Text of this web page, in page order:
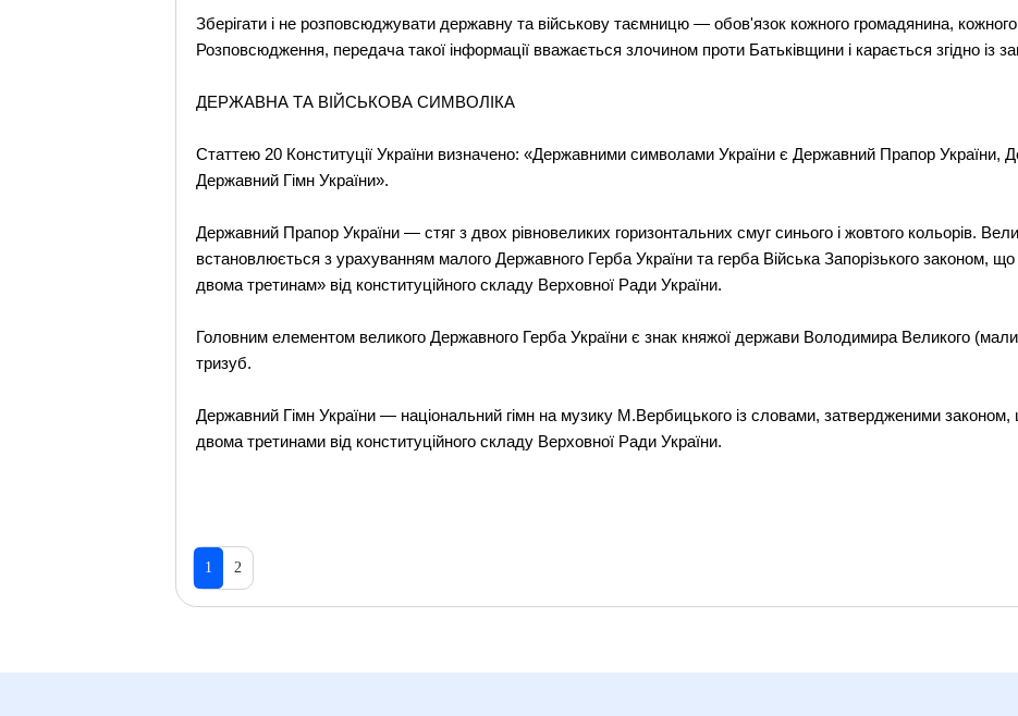
Зберігати і не розповсюджувати державну та військову таємницю — обов'язок кожного громадянина,
Розповсюдження, передача такої інформації вважається злочином проти Батьківщини і карається згідно із
ДЕРЖАВНА ТА ВІЙСЬКОВА СИМВОЛІКА
Статтею 20 Конституції України визначено: «Державними символами України є Державний Прапор України,
Державний Гімн України».
Державний Прапор України — стяг з двох рівновеликих горизонтальних смуг синього і жовтого кольорів.
встановлюється з урахуванням малого Державного Герба України та герба Війська Запорізького законом,
двома третинам» від конституційного складу Верховної Ради України.
Головним елементом великого Державного Герба України є знак княжої держави Володимира Великого
тризуб.
Державний Гімн України — національний гімн на музику М.Вербицького із словами, затвердженими
двома третинами від конституційного складу Верховної Ради України.
1 2